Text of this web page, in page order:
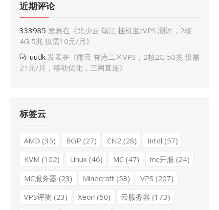
近期评论
333985 发表在《北少云 镇江 挂机宝/VPS 测评，2核
4G 5兆 仅需10元/月 》
uutlk 发表在《雨云 香港二区VPS，2核2G 50兆 仅需
21元/月，移动优化，三网直连》
标签云
AMD (35) BGP (27) CN2 (28) Intel (57)
KVM (102) Linux(46) MC(47) mc开服 (24)
MC服务器 (23) Minecraft(53) VPS (207)
VPS评测 (23) Xeon (50) 云服务器 (173)